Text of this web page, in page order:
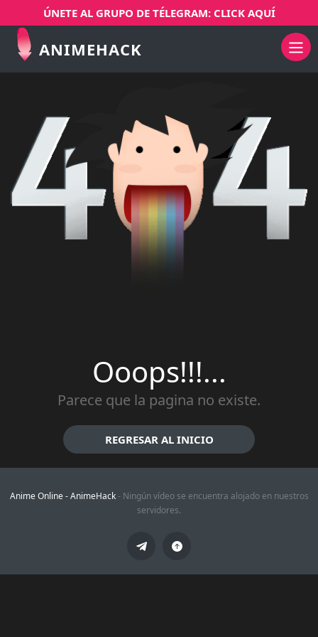
ÚNETE AL GRUPO DE TÉLEGRAM: CLICK AQUÍ
ANIMEHACK
Ooops!!!...
Parece que la pagina no existe.
REGRESAR AL INICIO
Anime Online -AnimeHack- Ningún vídeo se encuentra alojado en nuestros
servidores.